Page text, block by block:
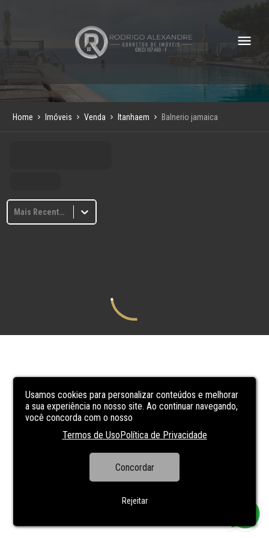
Usamos cookies para personalizar conteúdos e melhorar
a sua experiência no nosso site. Ao continuar navegando,
você concorda com o nosso
Termos de UsoPolítica de Privacidade
Concordar
Rejeitar
Home Imóveis Venda Itanhaem Balnerio jamaica
Mais Recentes